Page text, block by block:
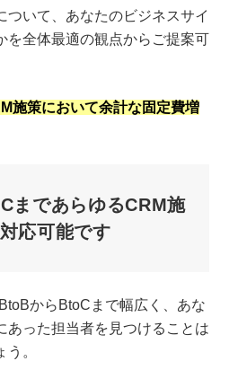
ついて、あなたのビジネスサイ
を全体最適の観点からご提案可
施策において余計な固定費増
まであらゆるCRM施
応可能です
からBtoCまで幅広く、あな
あった担当者を見つけることは
。